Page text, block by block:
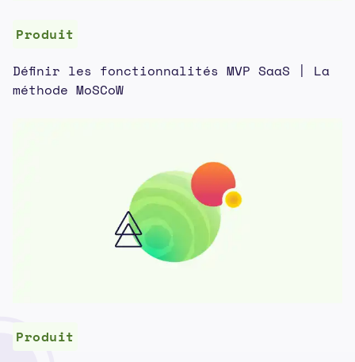
Produit
Définir les fonctionnalités MVP SaaS | La
méthode MoSCoW
Produit